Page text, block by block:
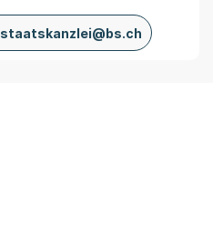
staatskanzlei@bs.ch